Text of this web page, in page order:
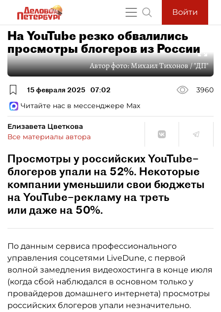
Войти
На YouTube резко обвалились
просмотры блогеров из России
Автор фото:Михаил Тихонов / "ДП"
15 февраля 2025 07:02
3960
Читайте нас в мессенджере Max
Елизавета Цветкова
Все материалы автора
Просмотры у российских YouTube–
блогеров упали на 52%. Некоторые
компании уменьшили свои бюджеты
на YouTube–рекламу на треть
или даже на 50%.
По данным сервиса профессионального
управления соцсетями LiveDune, с первой
волной замедления видеохостинга в конце июля
(когда сбой наблюдался в основном только у
провайдеров домашнего интернета) просмотры
российских блогеров упали незначительно.